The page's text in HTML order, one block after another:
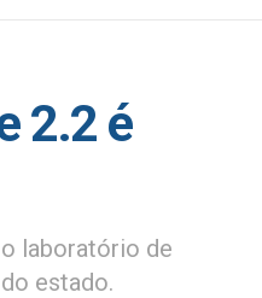
2.2 é
laboratório de
estado.